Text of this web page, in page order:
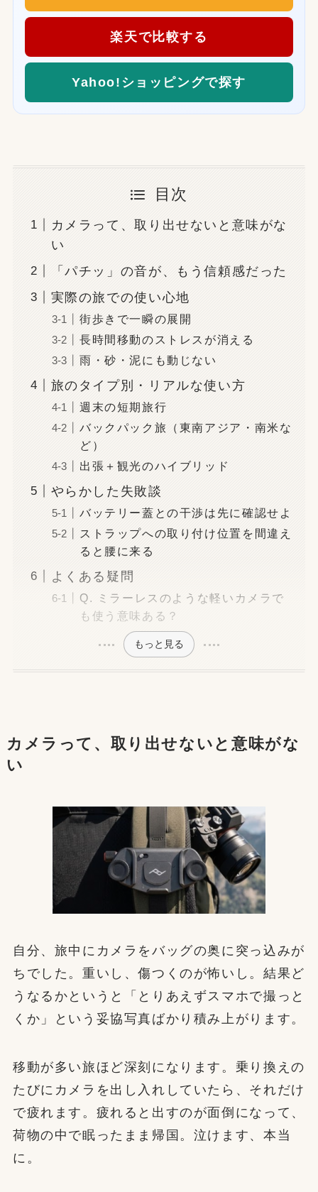
楽天で比較する
Yahoo!ショッピングで探す
目次
カメラって、取り出せないと意味がな
い
「パチッ」の音が、もう信頼感だった
実際の旅での使い心地
街歩きで一瞬の展開
長時間移動のストレスが消える
雨・砂・泥にも動じない
旅のタイプ別・リアルな使い方
週末の短期旅行
バックパック旅（東南アジア・南米な
ど）
出張＋観光のハイブリッド
やらかした失敗談
バッテリー蓋との干渉は先に確認せよ
ストラップへの取り付け位置を間違え
ると腰に来る
よくある疑問
Q. ミラーレスのような軽いカメラで
も使う意味ある？
もっと見る
カメラって、取り出せないと意味がな
い
自分、旅中にカメラをバッグの奥に突っ込みが
ちでした。重いし、傷つくのが怖いし。結果ど
うなるかというと「とりあえずスマホで撮っと
くか」という妥協写真ばかり積み上がります。
移動が多い旅ほど深刻になります。乗り換えの
たびにカメラを出し入れしていたら、それだけ
で疲れます。疲れると出すのが面倒になって、
荷物の中で眠ったまま帰国。泣けます、本当
に。